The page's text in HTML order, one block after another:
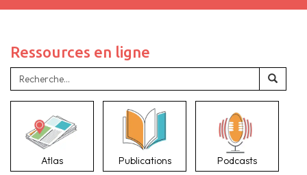
Ressources en ligne
Atlas Publications Podcasts